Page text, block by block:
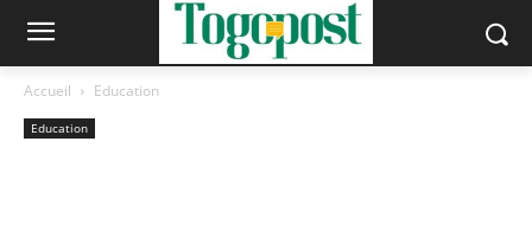
Accueil Education
Education